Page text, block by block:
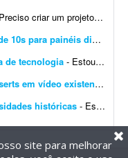
um projeto de motion design para o produto cooler promocional. Link do produto: https://www.rampazzo.com.br/cooler-24latas-promocional
Motion design - 2 VTs institucionais de 10s para painéis digitais
de tecnologia - Estou procurando um motion designer criativo para desenvolver Reels curtos (15 a 30 segundos) para uma empresa de tecnologia chamada D'Orsay Studio. Estamos no início. A empresa atua c...
Motion design para anúncios com inserts em vídeo existente (30-60s)
históricas - Estou criando um canal de YouTube Shorts no nicho de curiosidades históricas. Procuro um editor de vídeo para uma parceria mensal. Eu vou fornecer os roteiros prontos. O trabalho se...
site para melhorar